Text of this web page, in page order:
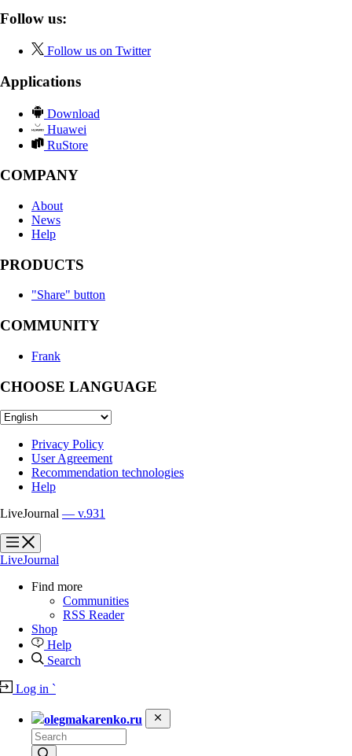
Follow us:
Follow us on Twitter
Applications
Download
Huawei
RuStore
COMPANY
About
News
Help
PRODUCTS
"Share" button
COMMUNITY
Frank
CHOOSE LANGUAGE
Privacy Policy
User Agreement
Recommendation technologies
Help
LiveJournal — v.931
?
?
LiveJournal
Find more
Communities
RSS Reader
Shop
Help
Search
Log in `
olegmakarenko.ru